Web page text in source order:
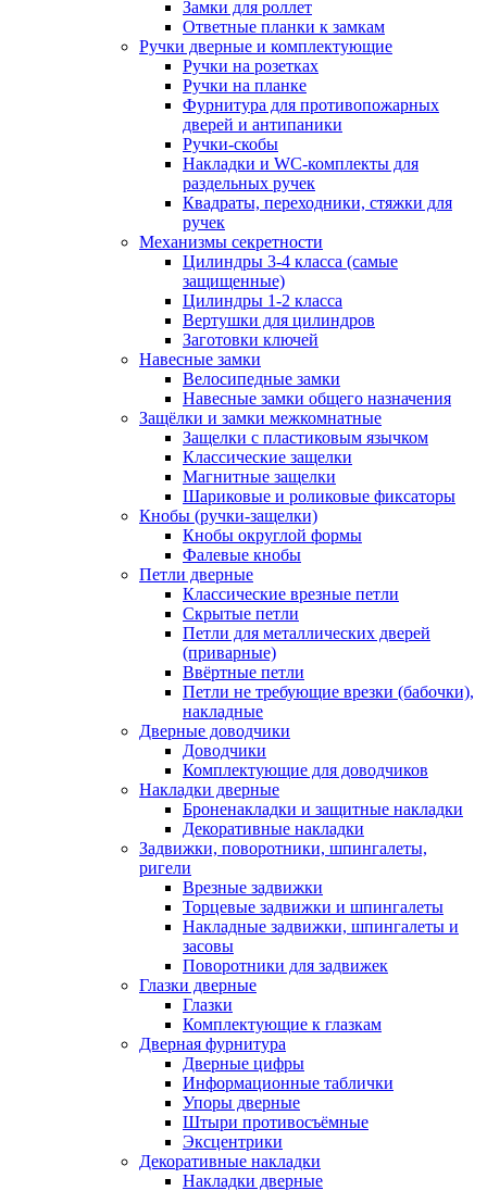
Замки для роллет
Ответные планки к замкам
Ручки дверные и комплектующие
Ручки на розетках
Ручки на планке
Фурнитура для противопожарных
дверей и антипаники
Ручки-скобы
Накладки и WC-комплекты для
раздельных ручек
Квадраты, переходники, стяжки для
ручек
Механизмы секретности
Цилиндры 3-4 класса (самые
защищенные)
Цилиндры 1-2 класса
Вертушки для цилиндров
Заготовки ключей
Навесные замки
Велосипедные замки
Навесные замки общего назначения
Защёлки и замки межкомнатные
Защелки с пластиковым язычком
Классические защелки
Магнитные защелки
Шариковые и роликовые фиксаторы
Кнобы (ручки-защелки)
Кнобы округлой формы
Фалевые кнобы
Петли дверные
Классические врезные петли
Скрытые петли
Петли для металлических дверей
(приварные)
Ввёртные петли
Петли не требующие врезки (бабочки),
накладные
Дверные доводчики
Доводчики
Комплектующие для доводчиков
Накладки дверные
Броненакладки и защитные накладки
Декоративные накладки
Задвижки, поворотники, шпингалеты,
ригели
Врезные задвижки
Торцевые задвижки и шпингалеты
Накладные задвижки, шпингалеты и
засовы
Поворотники для задвижек
Глазки дверные
Глазки
Комплектующие к глазкам
Дверная фурнитура
Дверные цифры
Информационные таблички
Упоры дверные
Штыри противосъёмные
Эксцентрики
Декоративные накладки
Накладки дверные